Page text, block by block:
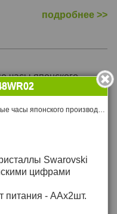
подробнее >>
часы японского
часы японского
Высококачественные настенные кварцевые часы японского производства RHYTHM с зеркальной отделкой задней части корпуса, которая качается в виде маятника
Swarovski
цифрами
питания - ААх2шт.